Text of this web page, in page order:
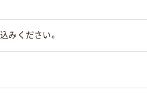
みください。